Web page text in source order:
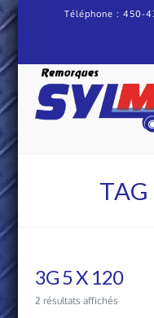
Téléphone :450-
Remorque
Sylmar
3G 5 X 120
2 résultats affichés